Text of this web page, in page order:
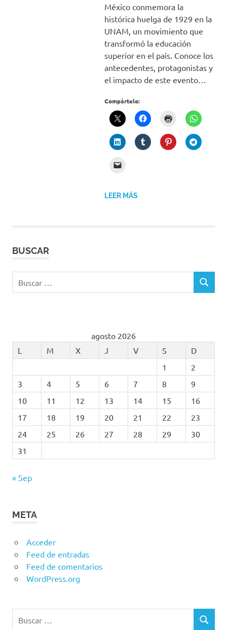
México conmemora la
histórica huelga de 1929 en la
UNAM, un movimiento que
transformó la educación
superior en el país. Conoce los
antecedentes, protagonistas y
el impacto de este evento…
Compártelo:
LEER MÁS
BUSCAR
BUSCAR
agosto 2026
L
M X J V S
D
1
2
3
4 5 6 7 8
9
10
11 12 13 14 15
16
17
18 19 20 21 22
23
24
25 26 27 28 29
30
31
« Sep
META
Acceder
Feed de entradas
Feed de comentarios
WordPress.org
BUSCAR